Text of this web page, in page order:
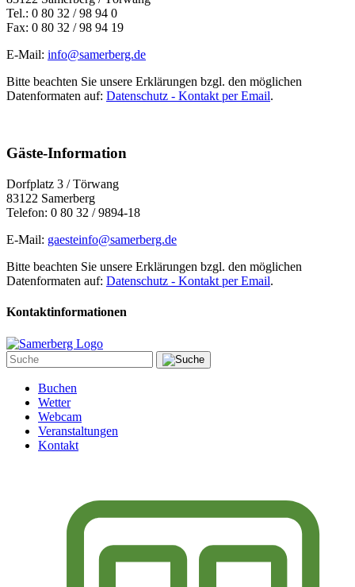
Tel.: 0 80 32 / 98 94 0
Fax: 0 80 32 / 98 94 19
E-Mail: info@samerberg.de
Bitte beachten Sie unsere Erklärungen bzgl. den möglichen
Datenformaten auf: Datenschutz - Kontakt per Email.
Gäste-Information
Dorfplatz 3 / Törwang
83122 Samerberg
Telefon: 0 80 32 / 9894-18
E-Mail: gaesteinfo@samerberg.de
Bitte beachten Sie unsere Erklärungen bzgl. den möglichen
Datenformaten auf: Datenschutz - Kontakt per Email.
Kontaktinformationen
Buchen
Wetter
Webcam
Veranstaltungen
Kontakt